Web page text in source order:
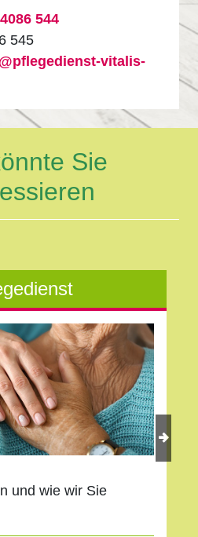
544
545
vitalis-
Sie
und wie wir Sie